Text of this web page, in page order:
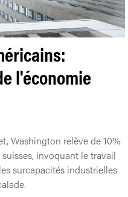
l'économie
Washington relève de 10%
invoquant le travail
surcapacités industrielles